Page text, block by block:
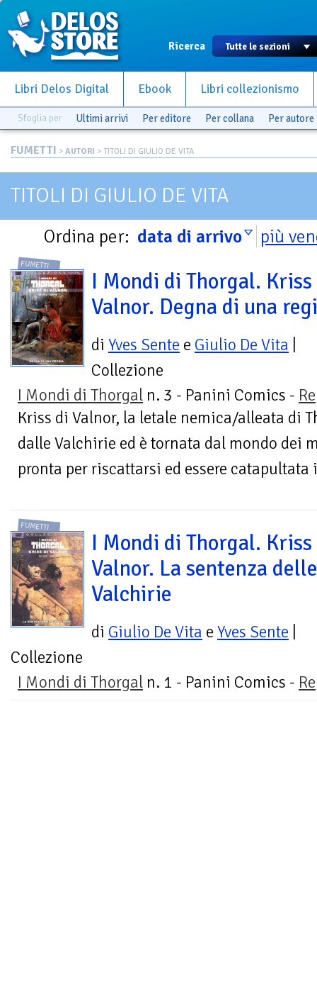
Ricerca
Libri Delos Digital Ebook Libri collezionismo
Sfoglia per Ultimi arrivi Per editore Per collana Per autore
FUMETTI > AUTORI > TITOLI DI GIULIO DE VITA
TITOLI DI GIULIO DE VITA
Ordina per: data di arrivo più
FUMETTI
I Mondi di Thorgal.
Valnor. Degna di una
di Yves Sente e Giulio De Vita
Collezione
I Mondi di Thorgal n. 3 - Panini Comics -
Kriss di Valnor, la letale nemica/alleata di
dalle Valchirie ed è tornata dal mondo dei
pronta per riscattarsi ed essere catapultata
FUMETTI
I Mondi di Thorgal.
Valnor. La sentenza delle
Valchirie
di Giulio De Vita e Yves Sente
Collezione
I Mondi di Thorgal n. 1 - Panini Comics -